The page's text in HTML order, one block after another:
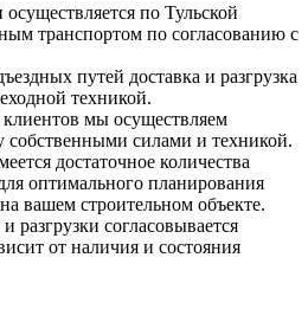
по Тульской
транспортом по согласованию с
путей доставка и разгрузка
техникой.
мы осуществляем
собственными силами и техникой.
достаточное количества
оптимального планирования
вашем строительном объекте.
разгрузки согласовывается
от наличия и состояния